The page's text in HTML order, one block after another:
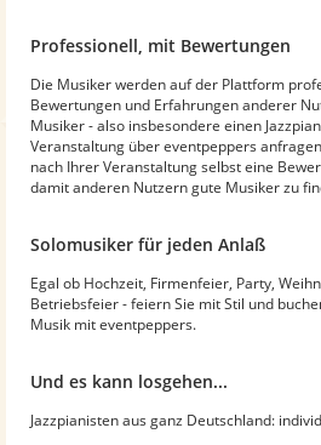
Professionell, mit Bewertungen
Die Musiker werden auf der Plattform
Bewertungen und Erfahrungen anderer
Musiker - also insbesondere einen
Veranstaltung über eventpeppers
nach Ihrer Veranstaltung selbst eine
damit anderen Nutzern gute Musiker zu
Solomusiker für jeden Anlaß
Egal ob Hochzeit, Firmenfeier, Party,
Betriebsfeier - feiern Sie mit Stil und
Musik mit eventpeppers.
Und es kann losgehen...
Jazzpianisten aus ganz Deutschland: